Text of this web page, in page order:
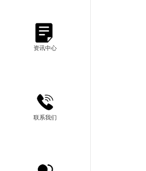
资讯中心
联系我们